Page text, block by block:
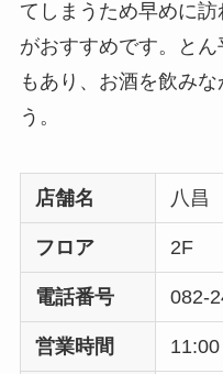
てしまうため早めに
がおすすめです。と
もあり、お酒を飲み
う。
店舗名 八昌
フロア 2F
電話番号 082-
営業時間